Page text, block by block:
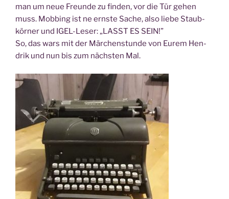
man um neue Freun­de zu fin­den, vor die Tür gehen
muss. Mob­bing ist ne erns­te Sache, also lie­be Staub­
kör­ner und IGEL-Leser: „LASST ES SEIN!”
So, das wars mit der Mär­chen­stun­de von Eurem Hen­
drik und nun bis zum nächs­ten Mal.